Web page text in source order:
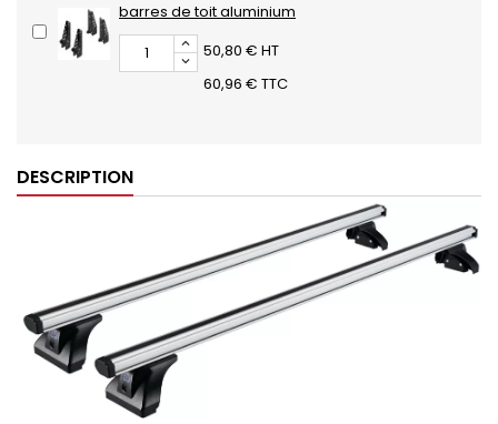
barres de toit aluminium
50,80 € HT
60,96 € TTC
DESCRIPTION